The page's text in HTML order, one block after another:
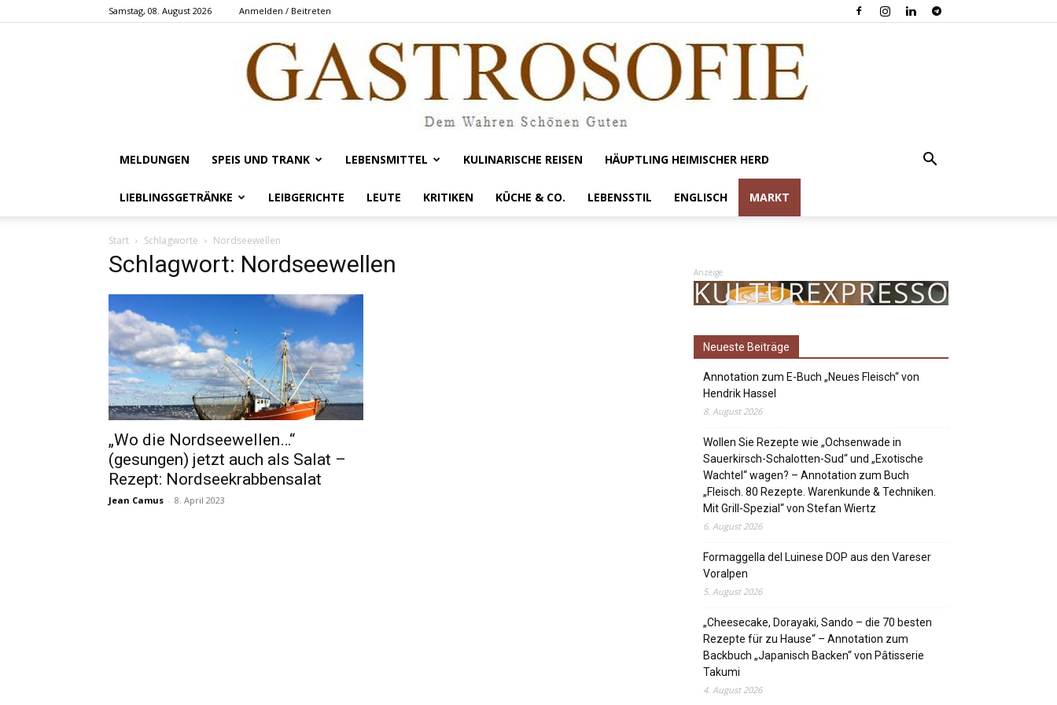
Samstag, 08. August 2026 Anmelden / Beitreten
Gastrosofie
MELDUNGEN SPEIS UND TRANK LEBENSMITTEL KULINARISCHE REISEN HÄUPTLING HEIMISCHER HERD
LIEBLINGSGETRÄNKE LEIBGERICHTE LEUTE KRITIKEN KÜCHE & CO. LEBENSSTIL ENGLISCH MARKT
Start Schlagworte Nordseewellen
Schlagwort: Nordseewellen
„Wo die Nordseewellen…“
(gesungen) jetzt auch als Salat –
Rezept: Nordseekrabbensalat
Jean Camus - 8. April 2023
Anzeige
Neueste Beiträge
Annotation zum E-Buch „Neues Fleisch“ von
Hendrik Hassel
8. August 2026
Wollen Sie Rezepte wie „Ochsenwade in
Sauerkirsch-Schalotten-Sud“ und „Exotische
Wachtel“ wagen? – Annotation zum Buch
„Fleisch. 80 Rezepte. Warenkunde & Techniken.
Mit Grill-Spezial“ von Stefan Wiertz
6. August 2026
Formaggella del Luinese DOP aus den Vareser
Voralpen
5. August 2026
„Cheesecake, Dorayaki, Sando – die 70 besten
Rezepte für zu Hause“ – Annotation zum
Backbuch „Japanisch Backen“ von Pâtisserie
Takumi
4. August 2026